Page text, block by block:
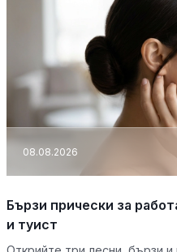
08.08.2026
Бързи прически за
и туист